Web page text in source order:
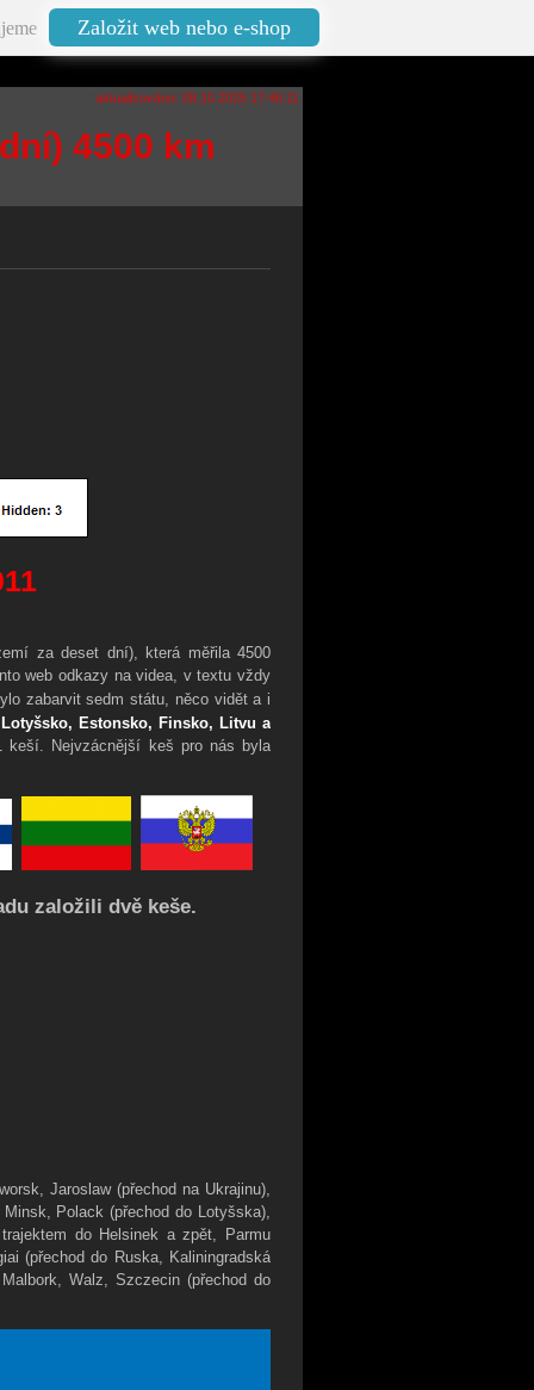
Založit web nebo e-shop
aktualizováno: 08.10.2025 17:46:11
4500 km
za deset dní), která měřila 4500
web odkazy na videa, v textu vždy
zabarvit sedm státu, něco vidět a i
Estonsko, Finsko, Litvu a
keší. Nejvzácnější keš pro nás byla
založili dvě keše.
Jaroslaw (přechod na Ukrajinu),
Polack (přechod do Lotyšska),
do Helsinek a zpět, Parmu
(přechod do Ruska, Kaliningradská
Walz, Szczecin (přechod do